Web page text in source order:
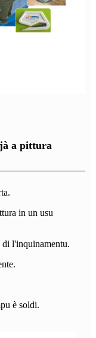
a pittura
in un usu
di l'inquinamentu.
è soldi.